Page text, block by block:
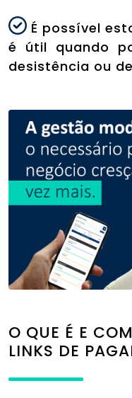
É possível
é útil quando
desistência ou
O QUE É E
LINKS DE